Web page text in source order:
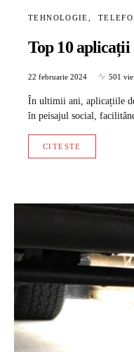
TEHNOLOGIE
Top 10 aplicații
22 februarie 2024 501
În ultimii ani, aplicațiile
în peisajul social,
CITESTE